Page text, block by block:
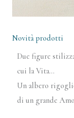
Novità prodotti
Due figure
cui la Vita…
Un albero
di un grande